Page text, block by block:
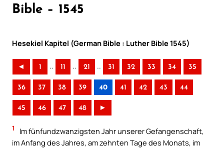
Bible – 1545
Hesekiel Kapitel (German Bible : Luther Bible 1545)
◄ 1 .. 11 .. 21 .. 31 32 33 34 35
36 37 38 39 40 41 42 43 44
45 46 47 48 ►
1
Im fünfundzwanzigsten Jahr unserer Gefangenschaft,
im Anfang des Jahres, am zehnten Tage des Monats, im